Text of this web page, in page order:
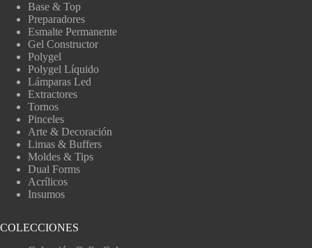
Base & Top
Preparadores
Esmalte Permanente
Gel Constructor
Polygel
Polygel Líquido
Lámparas Led
Extractores
Tornos
Pinceles
Arte & Decoración
Limas & Buffers
Moldes & Tips
Dual Forms
Acrílicos
Insumos
COLECCIONES